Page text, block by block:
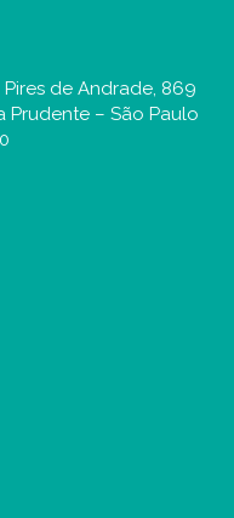
Pires de Andrade, 869
Prudente – São Paulo